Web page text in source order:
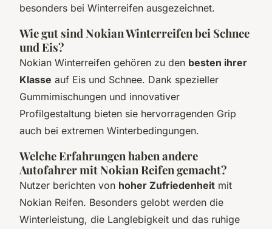
besonders bei Winterreifen ausgezeichnet.
Wie gut sind Nokian Winterreifen bei Schnee
und Eis?
Nokian Winterreifen gehören zu den besten ihrer
Klasse auf Eis und Schnee. Dank spezieller
Gummimischungen und innovativer
Profilgestaltung bieten sie hervorragenden Grip
auch bei extremen Winterbedingungen.
Welche Erfahrungen haben andere
Autofahrer mit Nokian Reifen gemacht?
Nutzer berichten von hoher Zufriedenheit mit
Nokian Reifen. Besonders gelobt werden die
Winterleistung, die Langlebigkeit und das ruhige